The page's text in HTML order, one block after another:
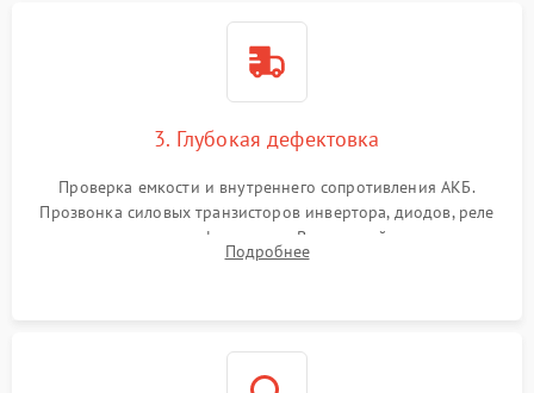
3. Глубокая дефектовка
Проверка емкости и внутреннего сопротивления АКБ.
Прозвонка силовых транзисторов инвертора, диодов, реле
переключения и трансформатора. Визуальный поиск вздутых
конденсаторов и прогаров на печатной плате.
Подробнее